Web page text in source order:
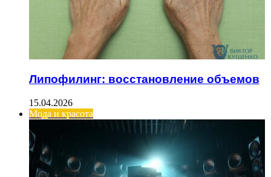
Липофилинг: восстановление объемов
15.04.2026
Мода и красота